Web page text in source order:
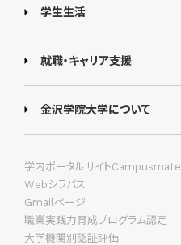
学生生活
就職・キャリア支援
金沢学院大学について
学内ポータルサイトCampusmate
Webシラバス
Gmailページ
職業実践力育成プログラム認定
大学機関別認証評価